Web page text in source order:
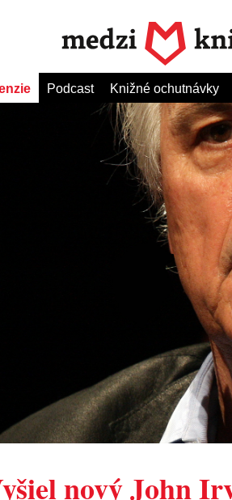
Podcast Knižné ochutnávky
nový John